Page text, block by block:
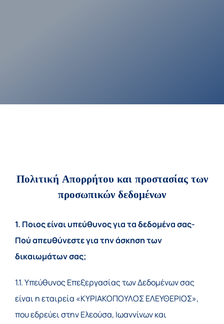
Πολιτική Απορρήτου και προστασίας των
προσωπικών δεδομένων
1. Ποιος είναι υπεύθυνος για τα δεδομένα σας-
Πού απευθύνεστε για την άσκηση των
δικαιωμάτων σας;
1.1. Υπεύθυνος Επεξεργασίας των Δεδομένων σας
είναι η εταιρεία «ΚΥΡΙΑΚΟΠΟΥΛΟΣ ΕΛΕΥΘΕΡΙΟΣ»,
που εδρεύει στην Ελεούσα, Ιωαννίνων και